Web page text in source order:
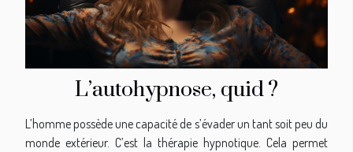
L’autohypnose, quid ?
L’homme possède une capacité de s’évader un tant soit peu du
monde extérieur. C’est la thérapie hypnotique. Cela permet